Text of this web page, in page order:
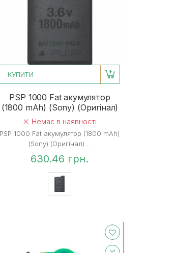
КУПИТИ
PSP 1000 Fat акумулятор
(1800 mAh) (Sony) (Оригінал)
Немає в наявності
PSP 1000 Fat акумулятор (1800 mAh)
(Sony) (Оригінал)...
630.46 грн.